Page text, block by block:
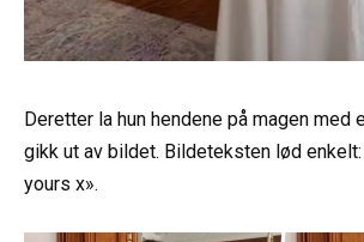
Deretter la hun hendene på magen med
gikk ut av bildet. Bildeteksten lød enkelt:
yours x».